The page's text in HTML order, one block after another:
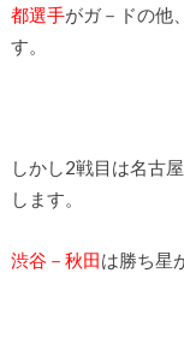
都選手がガ－ドの他
す。
しかし2戦目は名古
します。
渋谷－秋田は勝ち星